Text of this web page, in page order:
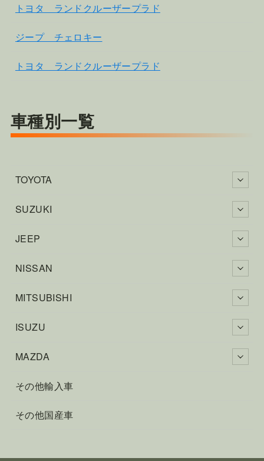
トヨタ ランドクルーザープラド
ジープ チェロキー
トヨタ ランドクルーザープラド
車種別一覧
TOYOTA
SUZUKI
JEEP
NISSAN
MITSUBISHI
ISUZU
MAZDA
その他輸入車
その他国産車